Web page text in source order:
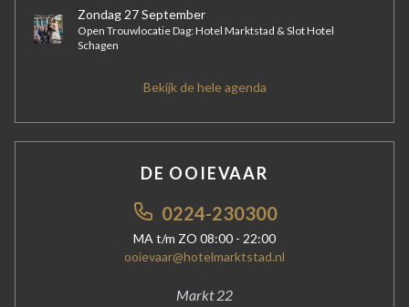
Zondag 27 September
Open Trouwlocatie Dag: Hotel Marktstad & Slot Hotel
Schagen
Bekijk de hele agenda
DE OOIEVAAR
0224-230300
MA t/m ZO 08:00 - 22:00
ooievaar@hotelmarktstad.nl
Markt 22